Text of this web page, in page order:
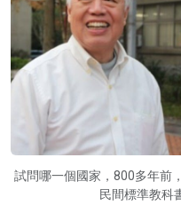
試問哪一個國家，800多年前
民間標準教科